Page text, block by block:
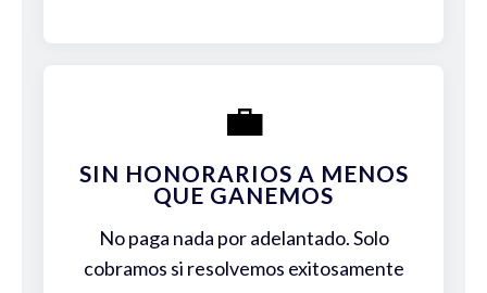
💼
SIN HONORARIOS A MENOS
QUE GANEMOS
No paga nada por adelantado. Solo
cobramos si resolvemos exitosamente